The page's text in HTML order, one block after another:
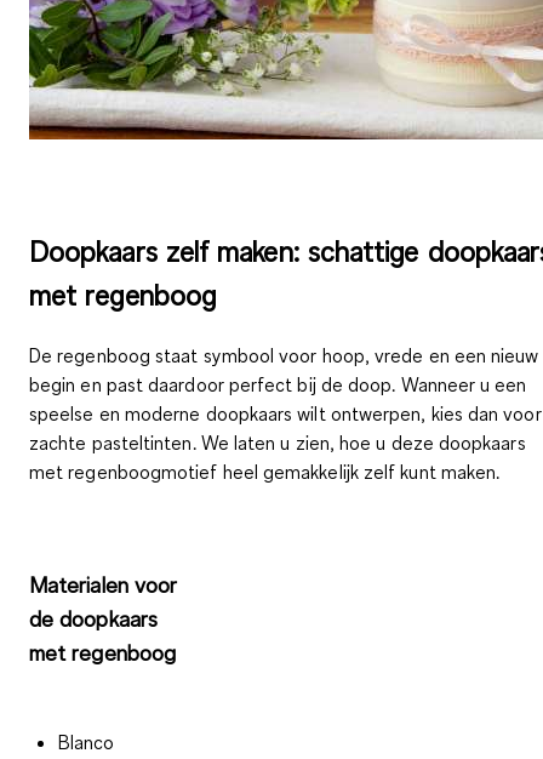
Doopkaars zelf maken: schattige
met regenboog
De regenboog staat symbool voor hoop, vrede en een nieuw
beginen past daardoor perfect bij de doop. Wanneer u een
speelse en moderne doopkaarswilt ontwerpen, kies dan voor
zachte pasteltinten. We laten u zien, hoe u deze doopkaars
met regenboogmotief heel gemakkelijk zelf kunt maken.
Materialen voor
de doopkaars
met regenboog
Blanco